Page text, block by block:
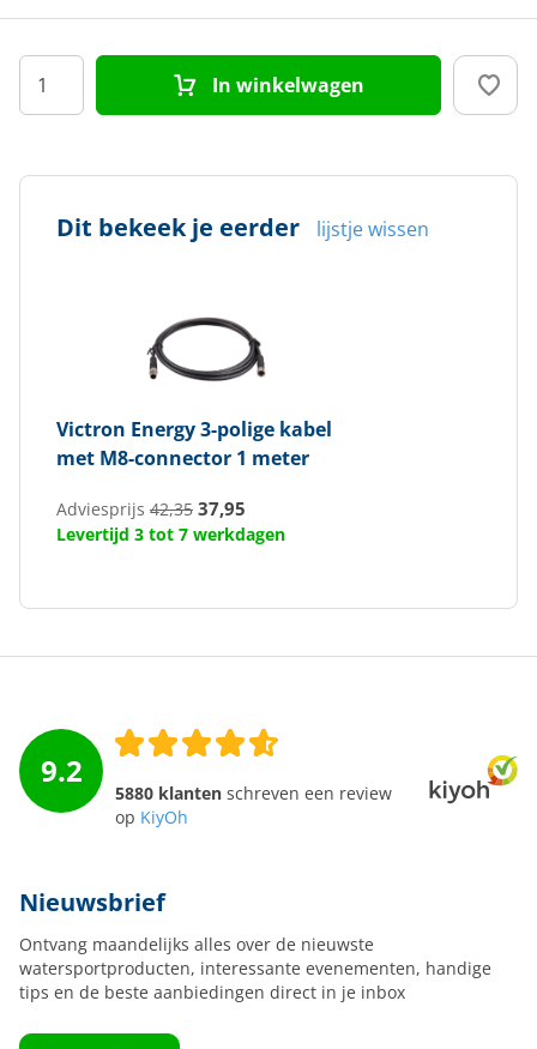
In winkelwagen
Dit bekeek je eerder lijstje wissen
Victron Energy3-polige kabel
met M8-connector 1 meter
Adviesprijs 42,35 37,95
Levertijd 3 tot 7 werkdagen
9.2
5880 klanten schreven een review
op KiyOh
Nieuwsbrief
Ontvang maandelijks alles over de nieuwste
watersportproducten, interessante evenementen, handige
tips en de beste aanbiedingen direct in je inbox